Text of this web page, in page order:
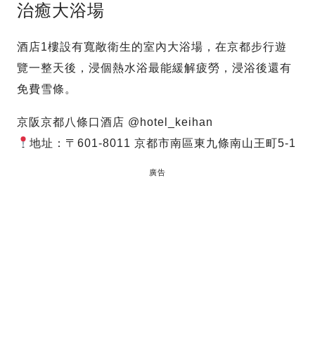
治癒大浴場
酒店1樓設有寬敞衛生的室內大浴場，在京都步行遊
覽一整天後，浸個熱水浴最能緩解疲勞，浸浴後還有
免費雪條。
京阪京都八條口酒店 @hotel_keihan
地址：〒601-8011 京都市南區東九條南山王町5-1
廣告